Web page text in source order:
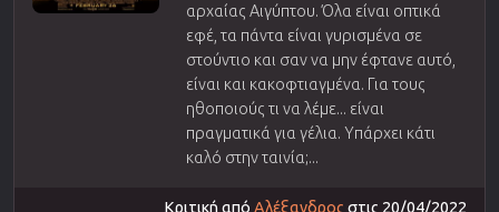
αρχαίας Αιγύπτου. Όλα είναι οπτικά
εφέ, τα πάντα είναι γυρισμένα σε
στούντιο και σαν να μην έφτανε αυτό,
είναι και κακοφτιαγμένα. Για τους
ηθοποιούς τι να λέμε... είναι
πραγματικά για γέλια. Υπάρχει κάτι
καλό στην ταινία;...
Κριτική από Αλέξανδρος στις 20/04/2022